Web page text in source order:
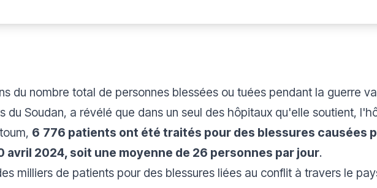
du nombre total de personnes blessées ou tuées pendant la guerre
du Soudan, a révélé que dans un seul des hôpitaux qu'elle soutient,
6 776 patients ont été traités pour des blessures causées
avril 2024, soit une moyenne de 26 personnes par jour.
milliers de patients pour des blessures liées au conflit à travers le